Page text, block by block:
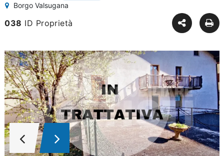
Borgo Valsugana
038 ID Proprietà